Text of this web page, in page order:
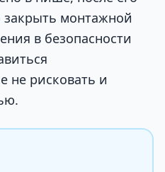
монтажной
в безопасности
не рисковать и